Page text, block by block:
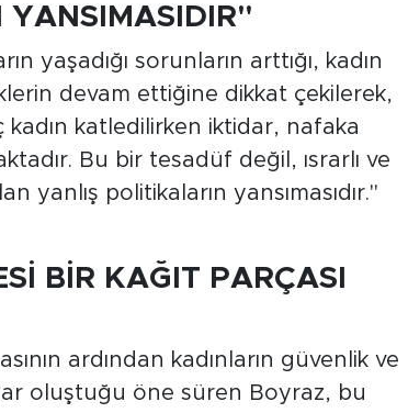
yaşadığı sorunların arttığı, kadın
devam ettiğine dikkat çekilerek,
katledilirken iktidar, nafaka
Bu bir tesadüf değil, ısrarlı ve
yanlış politikaların yansımasıdır."
BİR KAĞIT PARÇASI
ardından kadınların güvenlik ve
oluştuğu öne süren Boyraz, bu